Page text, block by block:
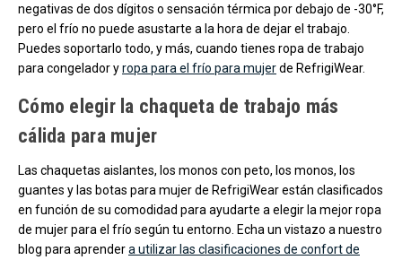
negativas de dos dígitos o sensación térmica por debajo de -30°F,
pero el frío no puede asustarte a la hora de dejar el trabajo.
Puedes soportarlo todo, y más, cuando tienes ropa de trabajo
para congelador yropa para el frío para mujerde RefrigiWear.
Cómo elegir la chaqueta de trabajo más
cálida para mujer
Las chaquetas aislantes, los monos con peto, los monos, los
guantes y las botas para mujer de RefrigiWear están clasificados
en función de su comodidad para ayudarte a elegir la mejor ropa
de mujer para el frío según tu entorno. Echa un vistazo a nuestro
blog para aprendera utilizar las clasificaciones de confort de